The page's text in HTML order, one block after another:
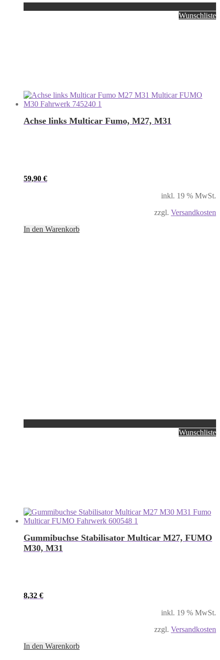
Wunschliste
Achse links Multicar Fumo, M27, M31
59,90 €
inkl. 19 % MwSt.
zzgl. Versandkosten
In den Warenkorb
Wunschliste
Gummibuchse Stabilisator Multicar M27, FUMO
M30, M31
8,32 €
inkl. 19 % MwSt.
zzgl. Versandkosten
In den Warenkorb